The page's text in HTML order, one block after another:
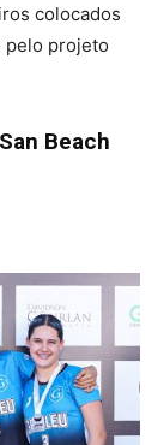
colocados
pelo projeto
Beach